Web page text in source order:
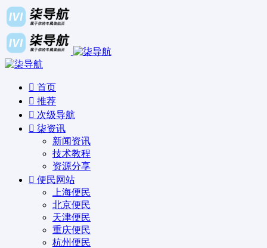
首页
推荐
次级导航
柒资讯
新闻资讯
技术教程
资源分享
便民网站
上海便民
北京便民
天津便民
重庆便民
杭州便民